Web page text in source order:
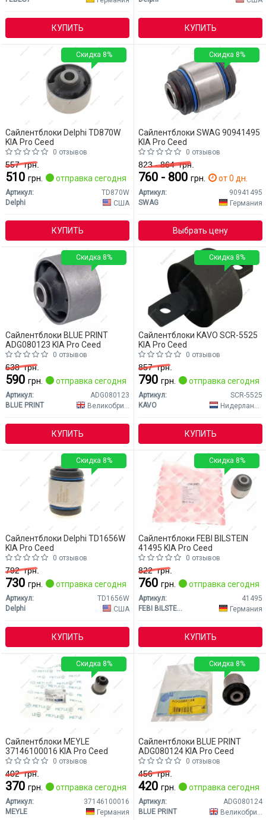
КУПИТЬ КУПИТЬ
Сайлентблоки Delphi TD870W
KIA Pro Ceed
0 отзывов
557грн.
510 грн. отправка сегодня
Артикул:
TD870W
Delphi
США
КУПИТЬ
Скидка 8%
Сайлентблоки SWAG 90941495
KIA Pro Ceed
0 отзывов
823 - 864грн.
760 - 800 грн. от 0 дн.
Артикул:
90941495
SWAG
Германия
Выбрать цену
Скидка 8%
Сайлентблоки BLUE PRINT
ADG080123 KIA Pro Ceed
0 отзывов
638грн.
590 грн. отправка сегодня
Артикул:
ADG080123
BLUE PRINT
Великобритания
КУПИТЬ
Скидка 8%
Сайлентблоки KAVO SCR-5525
KIA Pro Ceed
0 отзывов
857грн.
790 грн. отправка сегодня
Артикул:
SCR-5525
KAVO
Нидерланды
КУПИТЬ
Скидка 8%
Сайлентблоки Delphi TD1656W
KIA Pro Ceed
0 отзывов
792грн.
730 грн. отправка сегодня
Артикул:
TD1656W
Delphi
США
КУПИТЬ
Скидка 8%
Сайлентблоки FEBI BILSTEIN
41495 KIA Pro Ceed
0 отзывов
822грн.
760 грн. отправка сегодня
Артикул:
41495
FEBI BILSTEIN
Германия
КУПИТЬ
Скидка 8%
Сайлентблоки MEYLE
37146100016 KIA Pro Ceed
0 отзывов
402грн.
370 грн. отправка сегодня
Артикул:
37146100016
MEYLE
Германия
Скидка 8%
Сайлентблоки BLUE PRINT
ADG080124 KIA Pro Ceed
0 отзывов
456грн.
420 грн. отправка сегодня
Артикул:
ADG080124
BLUE PRINT
Великобритания
Скидка 8%